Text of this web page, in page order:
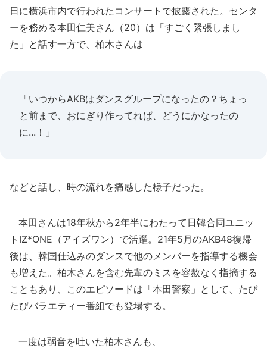
日に横浜市内で行われたコンサートで披露された。センタ
ーを務める本田仁美さん（20）は「すごく緊張しまし
た」と話す一方で、柏木さんは
「いつからAKBはダンスグループになったの？ちょっ
と前まで、おにぎり作ってれば、どうにかなったの
に...！」
などと話し、時の流れを痛感した様子だった。
本田さんは18年秋から2年半にわたって日韓合同ユニッ
トIZ*ONE（アイズワン）で活躍。21年5月のAKB48復帰
後は、韓国仕込みのダンスで他のメンバーを指導する機会
も増えた。柏木さんを含む先輩のミスを容赦なく指摘する
こともあり、このエピソードは「本田警察」として、たび
たびバラエティー番組でも登場する。
一度は弱音を吐いた柏木さんも、